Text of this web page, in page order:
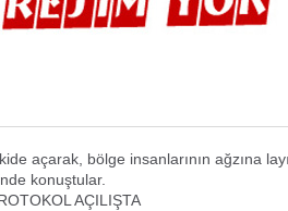
açarak, bölge insanlarının ağzına
konuştular.
AÇILIŞTA